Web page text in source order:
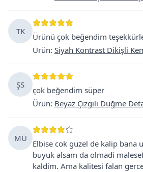
TK
Ürünü çok beğendim
Ürün: Siyah Kontrast Dikişli
ŞS
çok beğendim süper
Ürün: Beyaz Çizgili Düğme
MÜ
Elbise cok guzel de kalip bana
buyuk alsam da olmadi
kaldim. Ama kalitesi falan